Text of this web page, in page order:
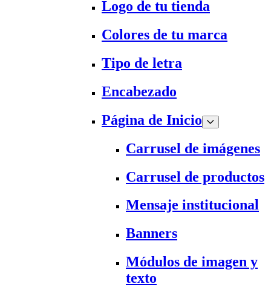
Logo de tu tienda
Colores de tu marca
Tipo de letra
Encabezado
Página de Inicio
Carrusel de imágenes
Carrusel de productos
Mensaje institucional
Banners
Módulos de imagen y
texto